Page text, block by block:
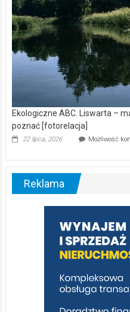
Ekologiczne ABC. Liswarta –
poznać [fotorelacja]
22 lipca, 2026 Możliwość
Reklama